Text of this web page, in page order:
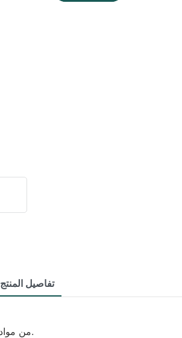
تفاصيل المنتج
· يتم تصنيع آلة لحام المعادن بالليزر TBK من مواد يتم الحصول عليها من موردين موثوقين.